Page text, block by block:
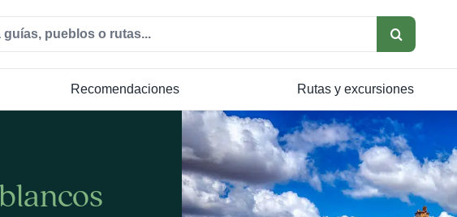
Recomendaciones Rutas y excursiones